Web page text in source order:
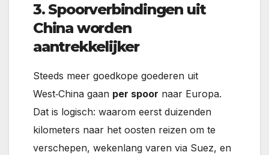
3. Spoorverbindingen uit
China worden
aantrekkelijker
Steeds meer goedkope goederen uit
West‑China gaan per spoor naar Europa.
Dat is logisch: waarom eerst duizenden
kilometers naar het oosten reizen om te
verschepen, wekenlang varen via Suez, en